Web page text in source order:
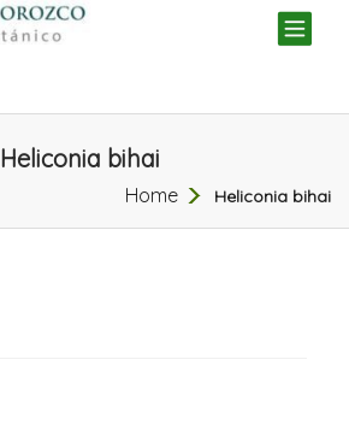
Heliconia bihai
Home Heliconia bihai